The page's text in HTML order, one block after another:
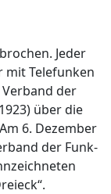
Jeder
Telefunken
der
über die
6. Dezember
der Funk­